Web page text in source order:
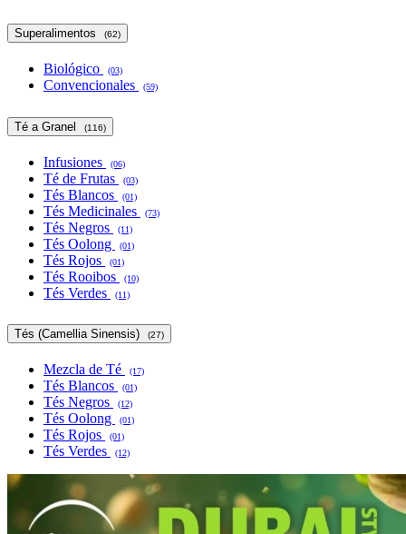
Superalimentos (62)
Biológico (03)
Convencionales (59)
Té a Granel (116)
Infusiones (06)
Té de Frutas (03)
Tés Blancos (01)
Tés Medicinales (73)
Tés Negros (11)
Tés Oolong (01)
Tés Rojos (01)
Tés Rooibos (10)
Tés Verdes (11)
Tés (Camellia Sinensis) (27)
Mezcla de Té (17)
Tés Blancos (01)
Tés Negros (12)
Tés Oolong (01)
Tés Rojos (01)
Tés Verdes (12)